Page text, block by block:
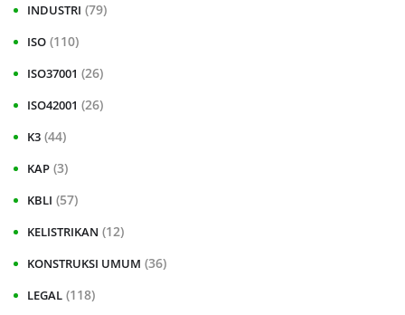
INDUSTRI (79)
ISO (110)
ISO37001 (26)
ISO42001 (26)
K3 (44)
KAP (3)
KBLI (57)
KELISTRIKAN (12)
KONSTRUKSI UMUM (36)
LEGAL (118)